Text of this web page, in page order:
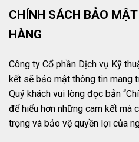
CHÍNH SÁCH BẢO MẬT
HÀNG
Công ty Cổ phần Dịch vụ Kỹ
kết sẽ bảo mật thông tin mang
Quý khách vui lòng đọc bản
để hiểu hơn những cam kết mà
trọng và bảo vệ quyền lợi của